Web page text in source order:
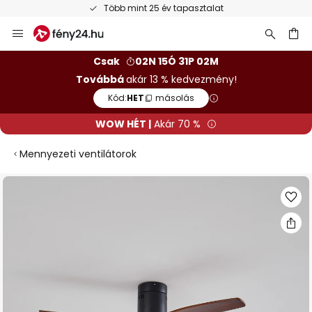
Több mint 25 év tapasztalat
Ugrás
a
Csak
02N 15Ó 31P 01M
Továbbáakár 13 % kedvezmény!
Kód:HET másolás
WOW HÉT | Akár 70 %
Mennyezeti ventilátorok
Ugrás